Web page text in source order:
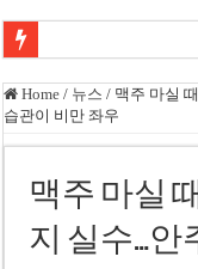
오덕 목사, 32년 베트남 삶
베트남 화학·플라스틱 기
FIFA 인판티노 회장, 유럽
미화원 쪽방 휴게실 논란
Home / 뉴스 / 맥주 마실
습관이 비만 좌우
맥주 마실
지 실수…안